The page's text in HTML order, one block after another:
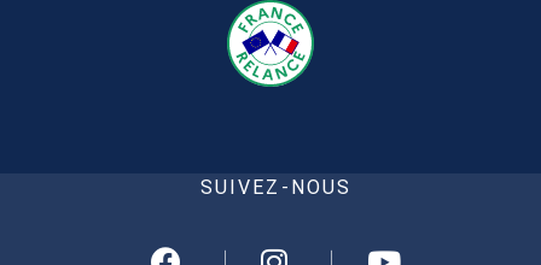
SUIVEZ-NOUS